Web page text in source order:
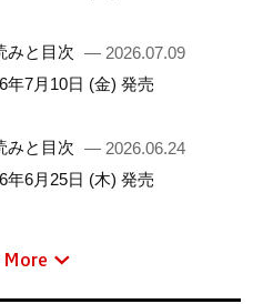
みと目次 — 2026.07.09
年7月10日 (金) 発売
みと目次 — 2026.06.24
年6月25日 (木) 発売